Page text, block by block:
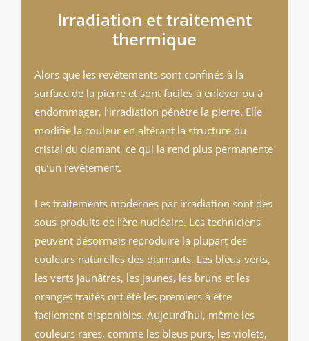
Irradiation et traitement
thermique
Alors que les revêtements sont confinés à la
surface de la pierre et sont faciles à enlever ou à
endommager, l’irradiation pénètre la pierre. Elle
modifie la couleur en altérant la structure du
cristal du diamant, ce qui la rend plus permanente
qu’un revêtement.
Les traitements modernes par irradiation sont des
sous-produits de l’ère nucléaire. Les techniciens
peuvent désormais reproduire la plupart des
couleurs naturelles des diamants. Les bleus-verts,
les verts jaunâtres, les jaunes, les bruns et les
oranges traités ont été les premiers à être
facilement disponibles. Aujourd’hui, même les
couleurs rares, comme les bleus purs, les violets,